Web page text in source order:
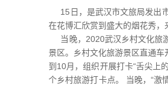
15日，是武汉市文旅局发出市
在花博汇欣赏到盛大的烟花秀，
当晚，2020武汉乡村文化旅
景区。乡村文化旅游景区直通
到10月，组织开展打卡“舌尖上
个乡村旅游打卡点。 当晚，“激